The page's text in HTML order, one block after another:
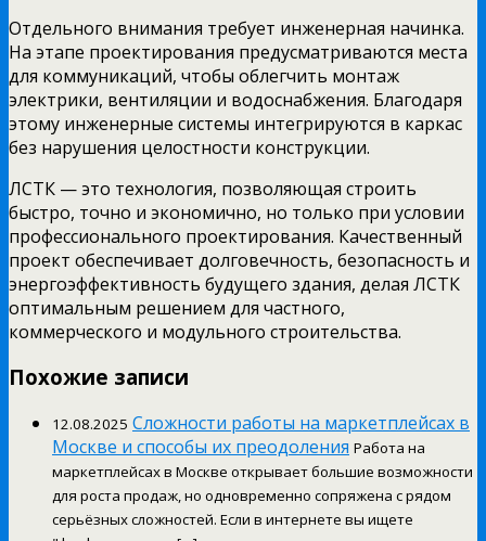
Отдельного внимания требует инженерная начинка.
На этапе проектирования предусматриваются места
для коммуникаций, чтобы облегчить монтаж
электрики, вентиляции и водоснабжения. Благодаря
этому инженерные системы интегрируются в каркас
без нарушения целостности конструкции.
ЛСТК — это технология, позволяющая строить
быстро, точно и экономично, но только при условии
профессионального проектирования. Качественный
проект обеспечивает долговечность, безопасность и
энергоэффективность будущего здания, делая ЛСТК
оптимальным решением для частного,
коммерческого и модульного строительства.
Похожие записи
12.08.2025 Сложности работы на маркетплейсах в
Москве и способы их преодоления Работа на
маркетплейсах в Москве открывает большие возможности
для роста продаж, но одновременно сопряжена с рядом
серьёзных сложностей. Если в интернете вы ищете